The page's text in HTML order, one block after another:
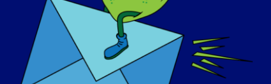
la LGMD m'en empêche actuellement.
**** Pour lire d'autres "LGMD Spotlight
Interviews" ou pour vous porter volontaire